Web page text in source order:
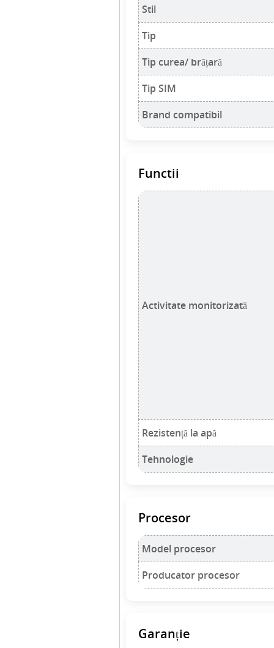
Stil
Tip
Tip curea/ brățară
Tip SIM
Brand compatibil
Functii
Activitate monitorizată
Rezistență la apă
Tehnologie
Procesor
Model procesor
Producator procesor
Garanție